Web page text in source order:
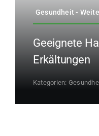
Gesundheit -
Geeignete
Erkältungen
Kategorien: